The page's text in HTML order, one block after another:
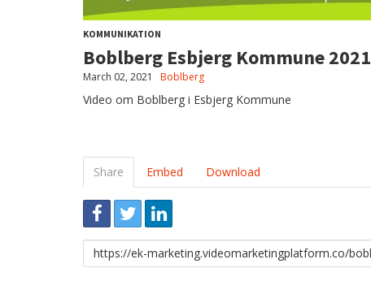
KOMMUNIKATION
Boblberg Esbjerg Kommune 2021
March 02, 2021 Boblberg
Video om Boblberg i Esbjerg Kommune
Share Embed Download
Link
to